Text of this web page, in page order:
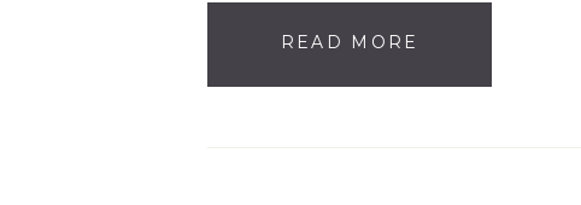
READ MORE